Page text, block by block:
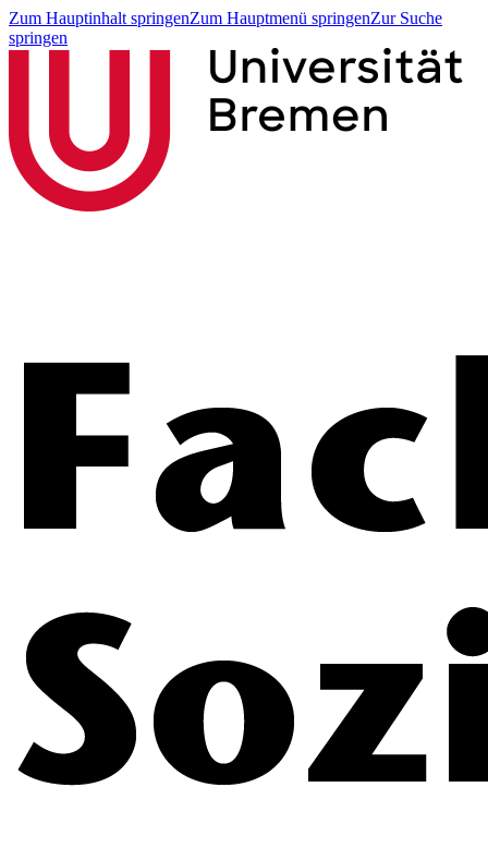
Zum Hauptinhalt springenZum Hauptmenü springenZur Suche
springen